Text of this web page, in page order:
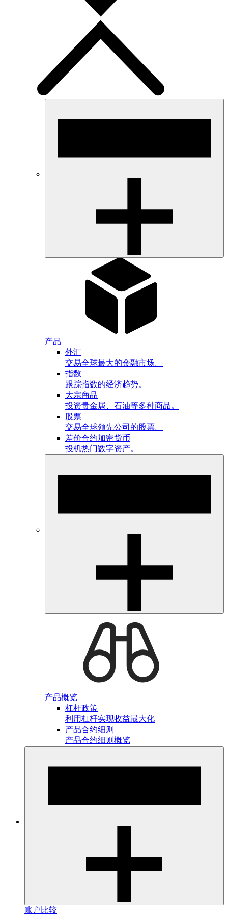
产品
外汇
交易全球最大的金融市场。
指数
跟踪指数的经济趋势。
大宗商品
投资贵金属、石油等多种商品。
股票
交易全球领先公司的股票。
差价合约加密货币
投机热门数字资产。
产品概览
杠杆政策
利用杠杆实现收益最大化
产品合约细则
产品合约细则概览
账户比较